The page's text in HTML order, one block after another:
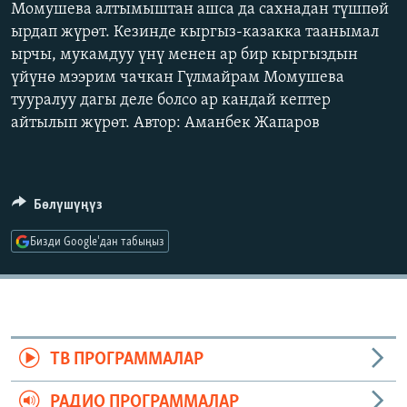
ЭЖЕ-СИҢДИЛЕР
АЗАТТЫК+
ЫҢГАЙСЫЗ СУРООЛОР
ОНЛАЙН ШЕРИНЕ
Момушева алтымыштан ашса да сахнадан түшпөй
ырдап жүрөт. Кезинде кыргыз-казакка таанымал
ырчы, мукамдуу үнү менен ар бир кыргыздын
үйүнө мээрим чачкан Гүлмайрам Момушева
тууралуу дагы деле болсо ар кандай кептер
айтылып жүрөт. Автор: Аманбек Жапаров
Бөлүшүңүз
Бизди Google'дан табыңыз
ТВ ПРОГРАММАЛАР
РАДИО ПРОГРАММАЛАР